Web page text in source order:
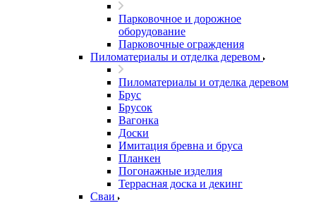
Парковочное и дорожное
оборудование
Парковочные ограждения
Пиломатериалы и отделка деревом
Пиломатериалы и отделка деревом
Брус
Брусок
Вагонка
Доски
Имитация бревна и бруса
Планкен
Погонажные изделия
Террасная доска и декинг
Сваи